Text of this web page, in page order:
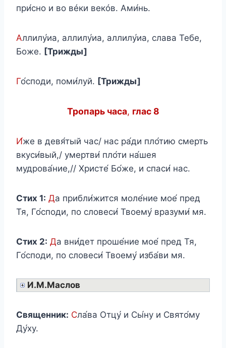
при́сно и во вéки векóв. Ами́нь.
Аллилу́иа, аллилу́иа, аллилу́иа, слава Тебе,
Боже. [Трижды]
Го́споди, поми́луй. [Трижды]
Тропарь часа, глас 8
И́же в девя́тый час/ нас ра́ди пло́тию смерть
вкуси́вый,/ умертви́ пло́ти на́шея
мудрова́ние,// Христе́ Бо́же, и спаси́ нас.
Стих 1: Да прибли́жится моле́ние мое́ пред
Тя, Го́споди, по словеси́ Твоему́ вразуми́ мя.
Стих 2: Да вни́дет проше́ние мое́ пред Тя,
Го́споди, по словеси́ Твоему́ изба́ви мя.
И.М.Маслов
Священник: Сла́ва Отцу́ и Сы́ну и Свято́му
Ду́ху.